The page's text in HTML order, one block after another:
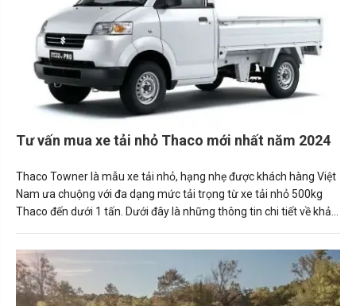
Tư vấn mua xe tải nhỏ Thaco mới nhất năm 2024
Thaco Towner là mẫu xe tải nhỏ, hạng nhẹ được khách hàng Việt
Nam ưa chuộng với đa dạng mức tải trọng từ xe tải nhỏ 500kg
Thaco đến dưới 1 tấn. Dưới đây là những thông tin chi tiết về khả